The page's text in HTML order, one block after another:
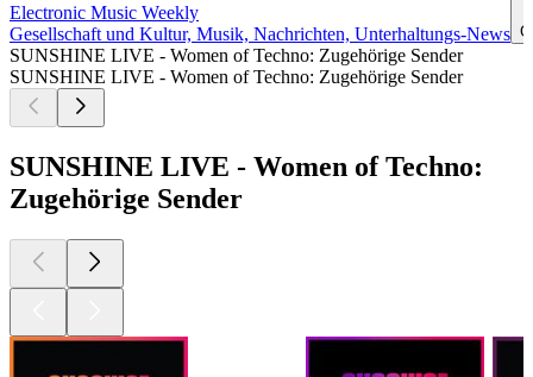
Electronic Music Weekly
Gesellschaft und Kultur, Musik, Nachrichten, Unterhaltungs-News
SUNSHINE LIVE - Women of Techno: Zugehörige Sender
SUNSHINE LIVE - Women of Techno: Zugehörige Sender
SUNSHINE LIVE - Women of Techno:
Zugehörige Sender